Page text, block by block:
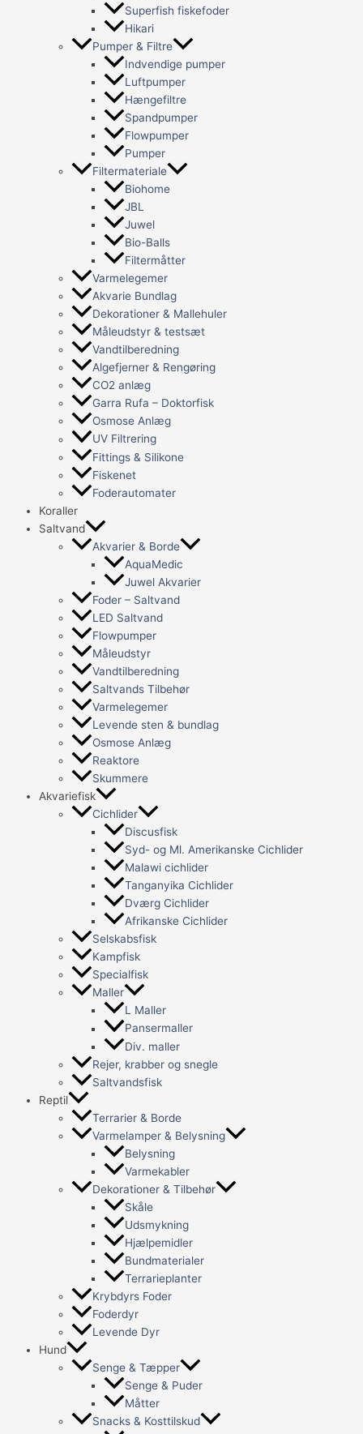
Superfish fiskefoder
Hikari
Pumper & Filtre
Indvendige pumper
Luftpumper
Hængefiltre
Spandpumper
Flowpumper
Pumper
Filtermateriale
Biohome
JBL
Juwel
Bio-Balls
Filtermåtter
Varmelegemer
Akvarie Bundlag
Dekorationer & Mallehuler
Måleudstyr & testsæt
Vandtilberedning
Algefjerner & Rengøring
CO2 anlæg
Garra Rufa – Doktorfisk
Osmose Anlæg
UV Filtrering
Fittings & Silikone
Fiskenet
Foderautomater
Koraller
Saltvand
Akvarier & Borde
AquaMedic
Juwel Akvarier
Foder – Saltvand
LED Saltvand
Flowpumper
Måleudstyr
Vandtilberedning
Saltvands Tilbehør
Varmelegemer
Levende sten & bundlag
Osmose Anlæg
Reaktore
Skummere
Akvariefisk
Cichlider
Discusfisk
Syd- og Ml. Amerikanske Cichlider
Malawi cichlider
Tanganyika Cichlider
Dværg Cichlider
Afrikanske Cichlider
Selskabsfisk
Kampfisk
Specialfisk
Maller
L Maller
Pansermaller
Div. maller
Rejer, krabber og snegle
Saltvandsfisk
Reptil
Terrarier & Borde
Varmelamper & Belysning
Belysning
Varmekabler
Dekorationer & Tilbehør
Skåle
Udsmykning
Hjælpemidler
Bundmaterialer
Terrarieplanter
Krybdyrs Foder
Foderdyr
Levende Dyr
Hund
Senge & Tæpper
Senge & Puder
Måtter
Snacks & Kosttilskud